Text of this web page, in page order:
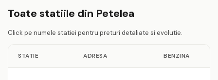
Toate statiile din Petelea
Click pe numele statiei pentru preturi detaliate si evolutie.
STATIE ADRESA BENZINA